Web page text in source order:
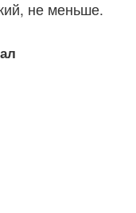
не меньше.